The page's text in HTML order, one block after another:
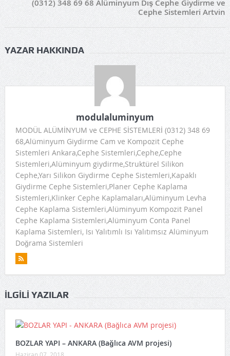
(0312) 348 69 68 Alüminyum Dış Cephe Giydirme ve
Cephe Sistemleri Artvin
YAZAR HAKKINDA
modulaluminyum
MODÜL ALÜMİNYUM ve CEPHE SİSTEMLERİ (0312) 348 69
68,Alüminyum Giydirme Cam ve Kompozit Cephe
Sistemleri Ankara,Cephe Sistemleri,Cephe,Cephe
Sistemleri,Alüminyum giydirme,Struktürel Silikon
Cephe,Yarı Silikon Giydirme Cephe Sistemleri,Kapaklı
Giydirme Cephe Sistemleri,Planer Cephe Kaplama
Sistemleri,Klinker Cephe Kaplamaları,Alüminyum Levha
Cephe Kaplama Sistemleri,Alüminyum Kompozit Panel
Cephe Kaplama Sistemleri,Alüminyum Conta Panel
Kaplama Sistemleri, Isı Yalıtımlı Isı Yalıtımsız Alüminyum
Doğrama Sistemleri
İLGILI YAZILAR
BOZLAR YAPI – ANKARA (Bağlıca AVM projesi)